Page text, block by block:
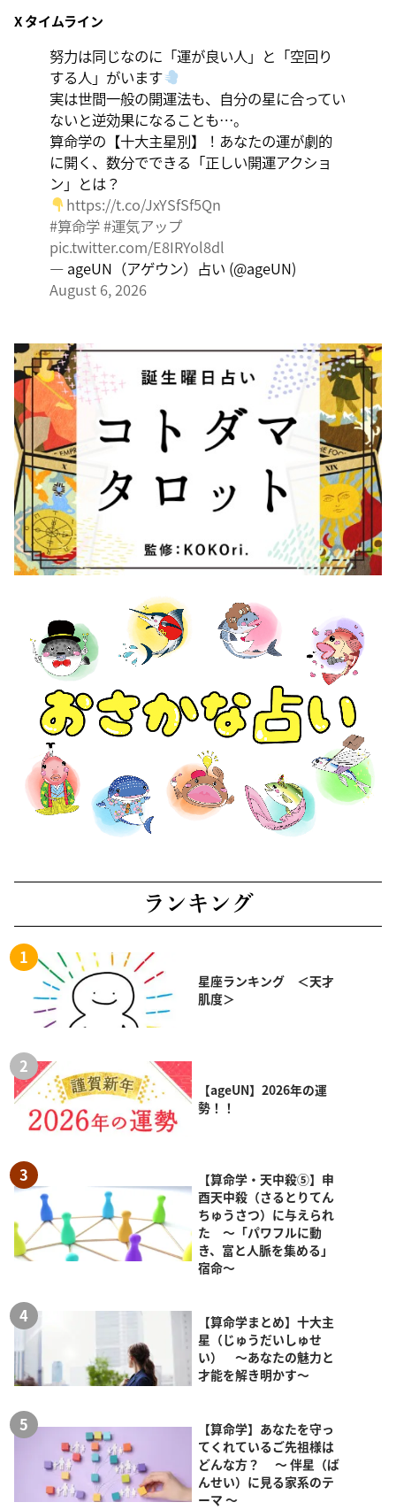
大きくエネルギーを放出する日。日々の活力をため込ん
X タイムライン
努力は同じなのに「運が良い人」と「空回り
する人」がいます
実は世間一般の開運法も、自分の星に合ってい
ないと逆効果になることも…。
算命学の【十大主星別】！あなたの運が劇的
に開く、数分でできる「正しい開運アクショ
ン」とは？
https://t.co/JxYSfSf5Qn
#算命学#運気アップ
pic.twitter.com/E8IRYol8dl
— ageUN（アゲウン）占い (@ageUN)
August 6, 2026
ランキング
星座ランキング ＜天才
肌度＞
【ageUN】2026年の運
勢！！
【算命学・天中殺⑤】申
酉天中殺（さるとりてん
ちゅうさつ）に与えられ
た ～「パワフルに動
き、富と人脈を集める」
宿命～
【算命学まとめ】十大主
星（じゅうだいしゅせ
い） ～あなたの魅力と
才能を解き明かす～
【算命学】あなたを守っ
てくれているご先祖様は
どんな方？ ～ 伴星（ば
んせい）に見る家系のテ
ーマ ～